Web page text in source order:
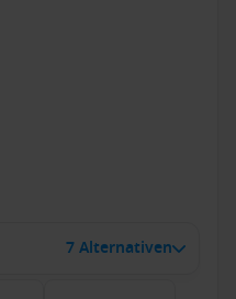
7 Alternativen